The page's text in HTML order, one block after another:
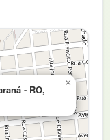
- RO,
×